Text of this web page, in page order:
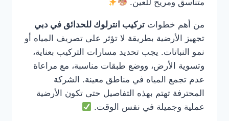
متناسق ومريح للعين.
من أهم خطوات تركيب انترلوك للحدائق في دبي
تجهيز الأرضية بطريقة لا تؤثر على تصريف المياه أو
نمو النباتات. يجب تحديد مسارات التركيب بعناية،
وتسوية الأرض، ووضع طبقات مناسبة، مع مراعاة
عدم تجمع المياه في مناطق معينة. الشركة
المحترفة تهتم بهذه التفاصيل حتى تكون الأرضية
عملية وجميلة في نفس الوقت.